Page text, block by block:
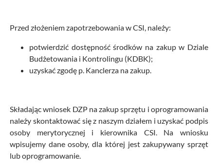
Przed złożeniem zapotrzebowania w CSI, należy:
potwierdzić dostępność środków na zakup w Dziale
Budżetowania i Kontrolingu (KDBK);
uzyskać zgodę p. Kanclerza na zakup.
Składając wniosek DZP na zakup sprzętu i oprogramowania
należy skontaktować się z naszym działem i uzyskać podpis
osoby merytorycznej i kierownika CSI. Na wniosku
wpisujemy dane osoby, dla której jest zakupywany sprzęt
lub oprogramowanie.